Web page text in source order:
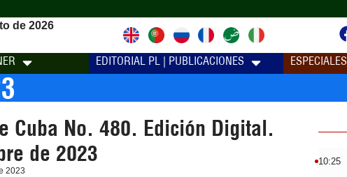
de 2026
EDITORIAL PL | PUBLICACIONES ESPECIALES
Cuba No. 480. Edición Digital.
de 2023
2023
10:25